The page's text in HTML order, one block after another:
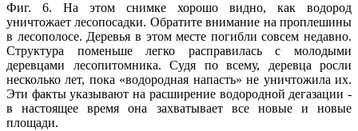
Фиг. 6. На этом снимке хорошо видно, как водород
уничтожает лесопосадки. Обратите внимание на проплешины
в лесополосе. Деревья в этом месте погибли совсем недавно.
Структура поменьше легко расправилась с молодыми
деревцами лесопитомника. Судя по всему, деревца росли
несколько лет, пока «водородная напасть» не уничтожила их.
Эти факты указывают на расширение водородной дегазации -
в настоящее время она захватывает все новые и новые
площади.